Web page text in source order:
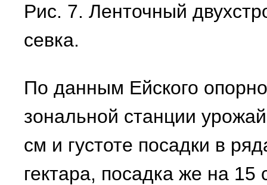
Рис. 7. Ленточный
севка.
По данным Ейского
зональной станции
см и густоте посадки в
гектара, посадка же на